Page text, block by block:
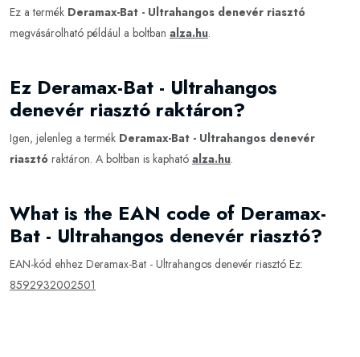
Ez a termék Deramax-Bat - Ultrahangos denevér riasztó
megvásárolható például a boltban alza.hu.
Ez Deramax-Bat - Ultrahangos
denevér riasztó raktáron?
Igen, jelenleg a termék Deramax-Bat - Ultrahangos denevér
riasztó raktáron. A boltban is kapható alza.hu.
What is the EAN code of Deramax-
Bat - Ultrahangos denevér riasztó?
EAN-kód ehhez Deramax-Bat - Ultrahangos denevér riasztó Ez:
8592932002501